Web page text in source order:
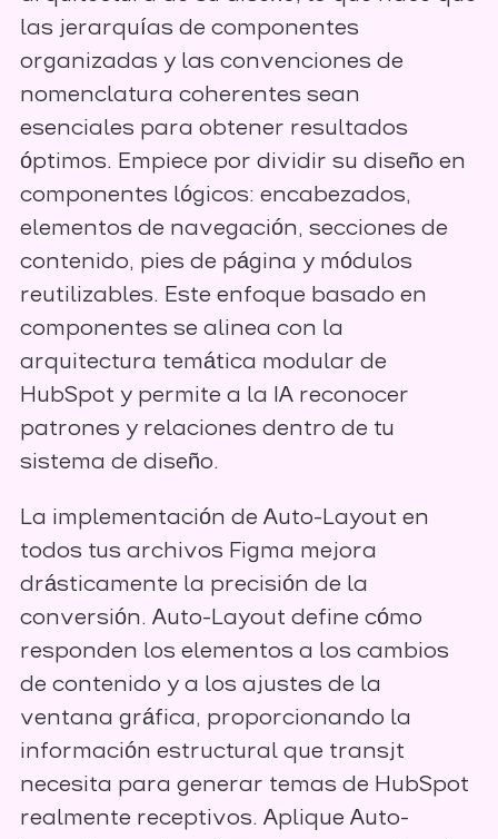
las jerarquías de componentes
organizadas y las convenciones de
nomenclatura coherentes sean
esenciales para obtener resultados
óptimos. Empiece por dividir su diseño en
componentes lógicos: encabezados,
elementos de navegación, secciones de
contenido, pies de página y módulos
reutilizables. Este enfoque basado en
componentes se alinea con la
arquitectura temática modular de
HubSpot y permite a la IA reconocer
patrones y relaciones dentro de tu
sistema de diseño.
La implementación de Auto-Layout en
todos tus archivos Figma mejora
drásticamente la precisión de la
conversión. Auto-Layout define cómo
responden los elementos a los cambios
de contenido y a los ajustes de la
ventana gráfica, proporcionando la
información estructural que transjt
necesita para generar temas de HubSpot
realmente receptivos. Aplique Auto-